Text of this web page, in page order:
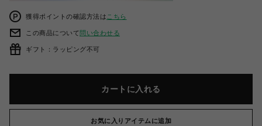
獲得ポイントの確認方法は こちら
この商品について問い合わせる
ギフト：ラッピング不可
カートに入れる
お気に入りアイテムに追加